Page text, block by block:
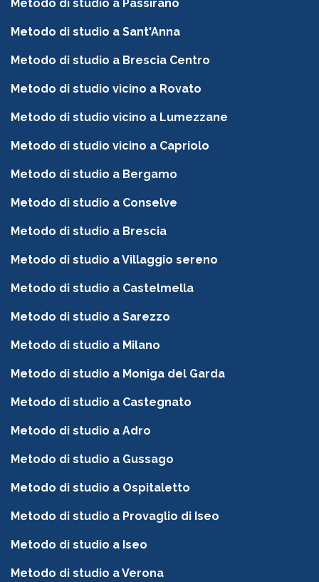
Metodo di studio a Passirano
Metodo di studio a Sant'Anna
Metodo di studio a Brescia Centro
Metodo di studio vicino a Rovato
Metodo di studio vicino a Lumezzane
Metodo di studio vicino a Capriolo
Metodo di studio a Bergamo
Metodo di studio a Conselve
Metodo di studio a Brescia
Metodo di studio a Villaggio sereno
Metodo di studio a Castelmella
Metodo di studio a Sarezzo
Metodo di studio a Milano
Metodo di studio a Moniga del Garda
Metodo di studio a Castegnato
Metodo di studio a Adro
Metodo di studio a Gussago
Metodo di studio a Ospitaletto
Metodo di studio a Provaglio di Iseo
Metodo di studio a Iseo
Metodo di studio a Verona